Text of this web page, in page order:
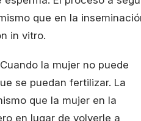
que en la
in vitro.
la mujer no puede
se puedan fertilizar. La
que la mujer en la
en lugar de volverle a